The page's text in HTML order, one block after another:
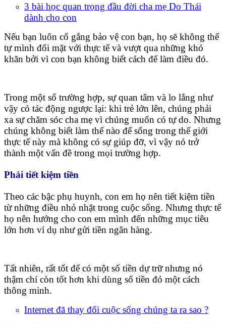
3 bài học quan trọng đầu đời cha mẹ Do Thái
dành cho con
Nếu bạn luôn cố gắng bảo vệ con bạn, họ sẽ không thể
tự mình đối mặt với thực tế và vượt qua những khó
khăn bởi vì con bạn không biết cách để làm điều đó.
Trong một số trường hợp, sự quan tâm và lo lắng như
vậy có tác động ngược lại: khi trẻ lớn lên, chúng phải
xa sự chăm sóc cha mẹ vì chúng muốn có tự do. Nhưng
chúng không biết làm thế nào để sống trong thế giới
thực tế này mà không có sự giúp đỡ, vì vậy nó trở
thành một vấn đề trong mọi trường hợp.
Phải tiết kiệm tiền
Theo các bậc phụ huynh, con em họ nên tiết kiệm tiền
từ những điều nhỏ nhặt trong cuộc sống. Nhưng thực tế
họ nên hướng cho con em mình đến những mục tiêu
lớn hơn ví dụ như gửi tiền ngân hàng.
Tất nhiên, rất tốt để có một số tiền dự trữ nhưng nó
thậm chí còn tốt hơn khi dùng số tiền đó một cách
thông minh.
Internet đã thay đổi cuộc sống chúng ta ra sao ?